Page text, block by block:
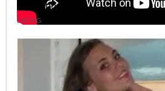
Columbus
DATING